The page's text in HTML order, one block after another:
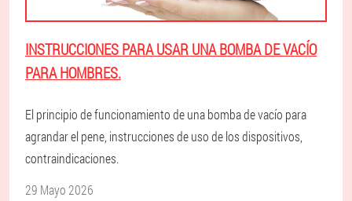
INSTRUCCIONES PARA USAR UNA BOMBA DE VACÍO
PARA HOMBRES.
El principio de funcionamiento de una bomba de vacío para
agrandar el pene, instrucciones de uso de los dispositivos,
contraindicaciones.
29 Mayo 2026